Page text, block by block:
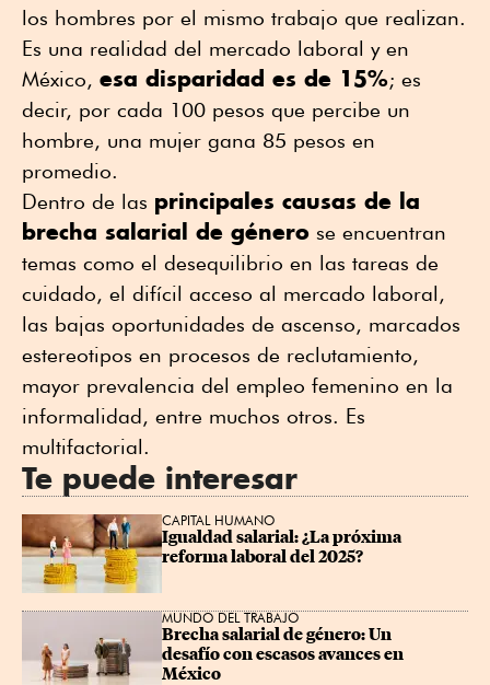
los hombres por el mismo trabajo que realizan.
Es una realidad del mercado laboral y en
México, esa disparidad es de 15%; es
decir, por cada 100 pesos que percibe un
hombre, una mujer gana 85 pesos en
promedio.
Dentro de las principales causas de la
brecha salarial de género se encuentran
temas como el desequilibrio en las tareas de
cuidado, el difícil acceso al mercado laboral,
las bajas oportunidades de ascenso, marcados
estereotipos en procesos de reclutamiento,
mayor prevalencia del empleo femenino en la
informalidad, entre muchos otros. Es
multifactorial.
Te puede interesar
CAPITAL HUMANO
Igualdad salarial: ¿La próxima
reforma laboral del 2025?
MUNDO DEL TRABAJO
Brecha salarial de género: Un
desafío con escasos avances en
México